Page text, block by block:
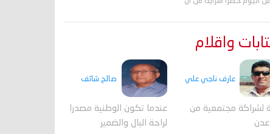
واقلام
عارف ناجي علي
لشراكة مجتمعية من
صالح شائف
عندما تكون الوطنية مصدرا
لراحة البال والضمير